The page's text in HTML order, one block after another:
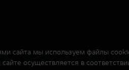
сайта мы используем файлы
осуществляется в